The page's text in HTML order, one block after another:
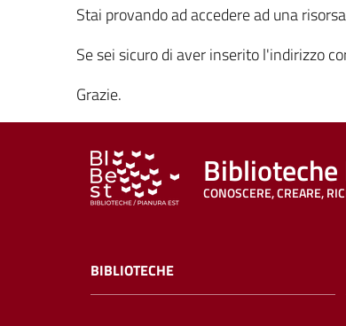
Stai provando ad accedere ad una
Se sei sicuro di aver inserito l'indirizzo
Grazie.
CONOSCERE, CREARE,
BIBLIOTECHE